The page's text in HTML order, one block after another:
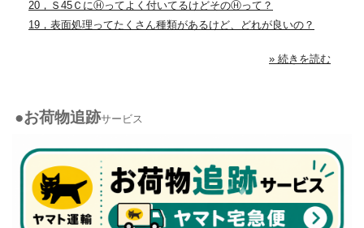
20，Ｓ45ＣにⒽってよく付いてるけどそのⒽって？
19，表面処理ってたくさん種類があるけど、どれが良いの？
» 続きを読む
●お荷物追跡サービス